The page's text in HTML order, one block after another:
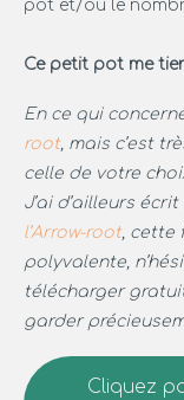
pot et/ou le
Ce petit pot me
En ce qui
root, mais c’est
celle de votre
J’ai d’ailleurs
l’Arrow-root, cette
polyvalente,
télécharger
garder
Cliquez